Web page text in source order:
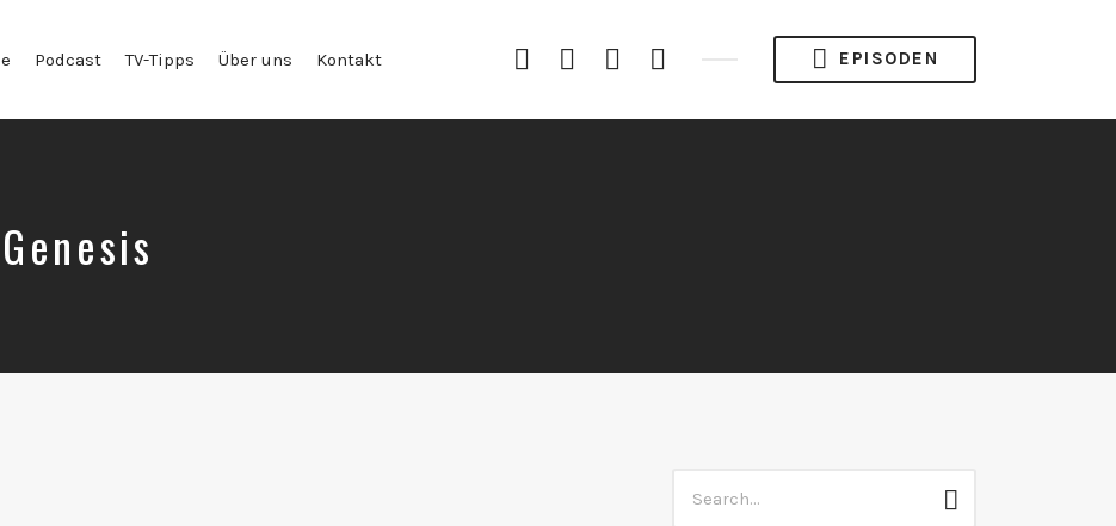
Podcast TV-Tipps Über uns Kontakt Instagram
YouTube
Channel
SpotifyRSS
Feed
EPISODEN
for:
Search